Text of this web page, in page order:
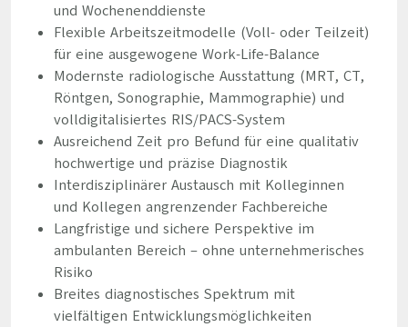
und Wochenenddienste
Flexible Arbeitszeitmodelle (Voll- oder Teilzeit)
für eine ausgewogene Work-Life-Balance
Modernste radiologische Ausstattung (MRT, CT,
Röntgen, Sonographie, Mammographie) und
volldigitalisiertes RIS/PACS-System
Ausreichend Zeit pro Befund für eine qualitativ
hochwertige und präzise Diagnostik
Interdisziplinärer Austausch mit Kolleginnen
und Kollegen angrenzender Fachbereiche
Langfristige und sichere Perspektive im
ambulanten Bereich – ohne unternehmerisches
Risiko
Breites diagnostisches Spektrum mit
vielfältigen Entwicklungsmöglichkeiten